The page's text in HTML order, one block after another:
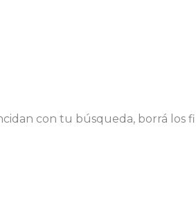
con tu búsqueda, borrá los